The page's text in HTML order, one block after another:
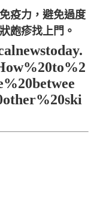
疫力，避免過度
皰疹找上門。